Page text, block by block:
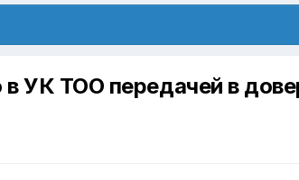
УК ТОО передачей в